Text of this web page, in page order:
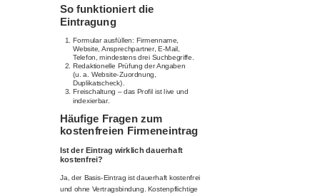
So funktioniert die
Eintragung
Formular ausfüllen: Firmenname,
Website, Ansprechpartner, E-Mail,
Telefon, mindestens drei Suchbegriffe.
Redaktionelle Prüfung der Angaben
(u. a. Website-Zuordnung,
Duplikatscheck).
Freischaltung – das Profil ist live und
indexierbar.
Häufige Fragen zum
kostenfreien Firmeneintrag
Ist der Eintrag wirklich dauerhaft
kostenfrei?
Ja, der Basis-Eintrag ist dauerhaft kostenfrei
und ohne Vertragsbindung. Kostenpflichtige